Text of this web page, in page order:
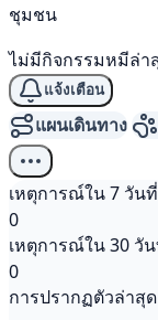
ชุมชน
ไม่มีกิจกรรมหมีล่า
แจ้งเตือน
แผนเดินทาง
เหตุการณ์ใน 7 วัน
0
เหตุการณ์ใน 30 วั
0
การปรากฏตัวล่าสุด